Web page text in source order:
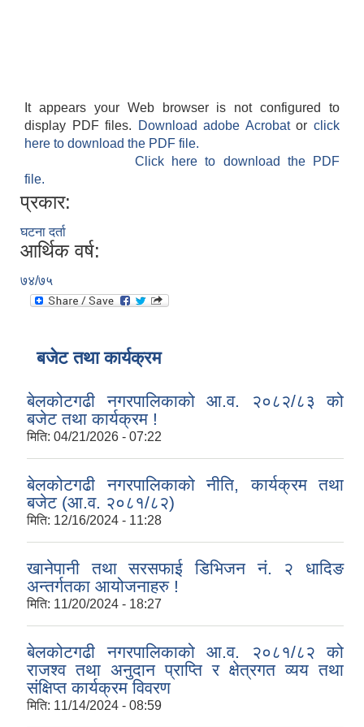
It appears your Web browser is not configured to
display PDF files.
Download adobe Acrobatorclick
here to download the PDF file.
Click here to download the PDF
file.
प्रकार:
घटना दर्ता
आर्थिक वर्ष:
७४/७५
बजेट तथा कार्यक्रम
बेलकोटगढी नगरपालिकाको आ.व. २०८२/८३ को
बजेट तथा कार्यक्रम !
मिति: 04/21/2026 - 07:22
बेलकोटगढी नगरपालिकाको नीति, कार्यक्रम तथा
बजेट (आ.व. २०८१/८२)
मिति: 12/16/2024 - 11:28
खानेपानी तथा सरसफाई डिभिजन नं. २ धादिङ
अन्तर्गतका आयोजनाहरु !
मिति: 11/20/2024 - 18:27
बेलकोटगढी नगरपालिकाको आ.व. २०८१/८२ को
राजश्व तथा अनुदान प्राप्ति र क्षेत्रगत व्यय तथा
संक्षिप्त कार्यक्रम विवरण
मिति: 11/14/2024 - 08:59